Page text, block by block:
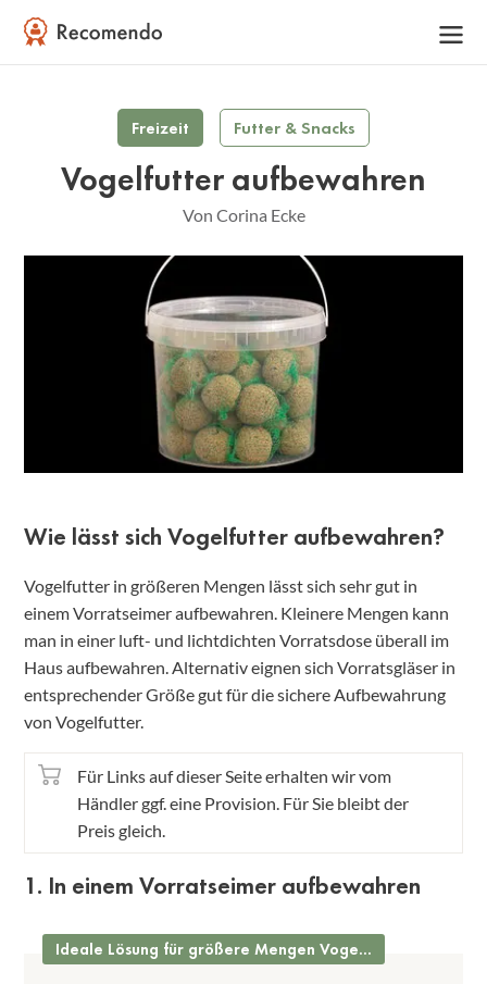
Freizeit Futter & Snacks
Vogelfutter aufbewahren
Von Corina Ecke
Wie lässt sich Vogelfutter aufbewahren?
Vogelfutter in größeren Mengen lässt sich sehr gut in
einem Vorratseimer aufbewahren. Kleinere Mengen kann
man in einer luft- und lichtdichten Vorratsdose überall im
Haus aufbewahren. Alternativ eignen sich Vorratsgläser in
entsprechender Größe gut für die sichere Aufbewahrung
von Vogelfutter.
Für Links auf dieser Seite erhalten wir vom
Händler ggf. eine Provision. Für Sie bleibt der
Preis gleich.
1. In einem Vorratseimer aufbewahren
Ideale Lösung für größere Mengen Vogelfutter